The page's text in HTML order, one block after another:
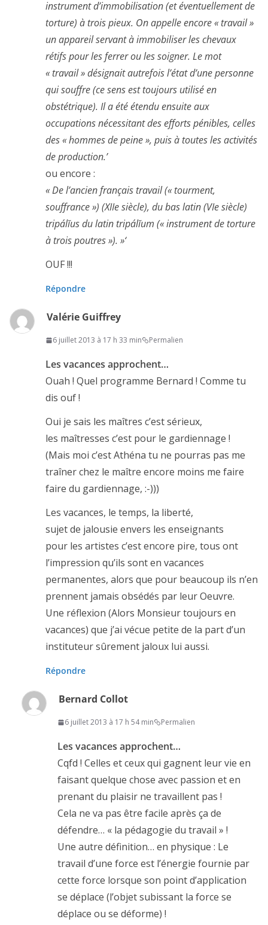
instrument d’immobilisation (et éventuellement de
torture) à trois pieux. On appelle encore « travail »
un appareil servant à immobiliser les chevaux
rétifs pour les ferrer ou les soigner. Le mot
« travail » désignait autrefois l’état d’une personne
qui souffre (ce sens est toujours utilisé en
obstétrique). Il a été étendu ensuite aux
occupations nécessitant des efforts pénibles, celles
des « hommes de peine », puis à toutes les activités
de production.’
ou encore :
« De l’ancien français travail (« tourment,
souffrance ») (XIIe siècle), du bas latin (VIe siècle)
tripálĭus du latin tripálĭum (« instrument de torture
à trois poutres »). »‘
OUF !!!
Répondre
Valérie Guiffrey
6 juillet 2013 à 17 h 33 min Permalien
Les vacances approchent…
Ouah ! Quel programme Bernard ! Comme tu
dis ouf !
Oui je sais les maîtres c’est sérieux,
les maîtresses c’est pour le gardiennage !
(Mais moi c’est Athéna tu ne pourras pas me
traîner chez le maître encore moins me faire
faire du gardiennage, :-)))
Les vacances, le temps, la liberté,
sujet de jalousie envers les enseignants
pour les artistes c’est encore pire, tous ont
l’impression qu’ils sont en vacances
permanentes, alors que pour beaucoup ils n’en
prennent jamais obsédés par leur Oeuvre.
Une réflexion (Alors Monsieur toujours en
vacances) que j’ai vécue petite de la part d’un
instituteur sûrement jaloux lui aussi.
Répondre
Bernard Collot
6 juillet 2013 à 17 h 54 min Permalien
Les vacances approchent…
Cqfd ! Celles et ceux qui gagnent leur vie en
faisant quelque chose avec passion et en
prenant du plaisir ne travaillent pas !
Cela ne va pas être facile après ça de
défendre… « la pédagogie du travail » !
Une autre définition… en physique : Le
travail d’une force est l’énergie fournie par
cette force lorsque son point d’application
se déplace (l’objet subissant la force se
déplace ou se déforme) !